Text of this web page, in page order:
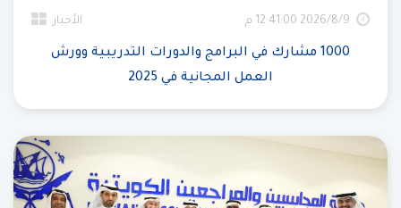
9‏‏/8‏‏/2026 12:41:00 م الأخبار
1000 مشارك في البرامج والدورات التدريبية وورش
العمل المجانية في 2025